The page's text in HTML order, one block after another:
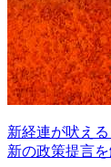
新経連が吠え
新の政策提言